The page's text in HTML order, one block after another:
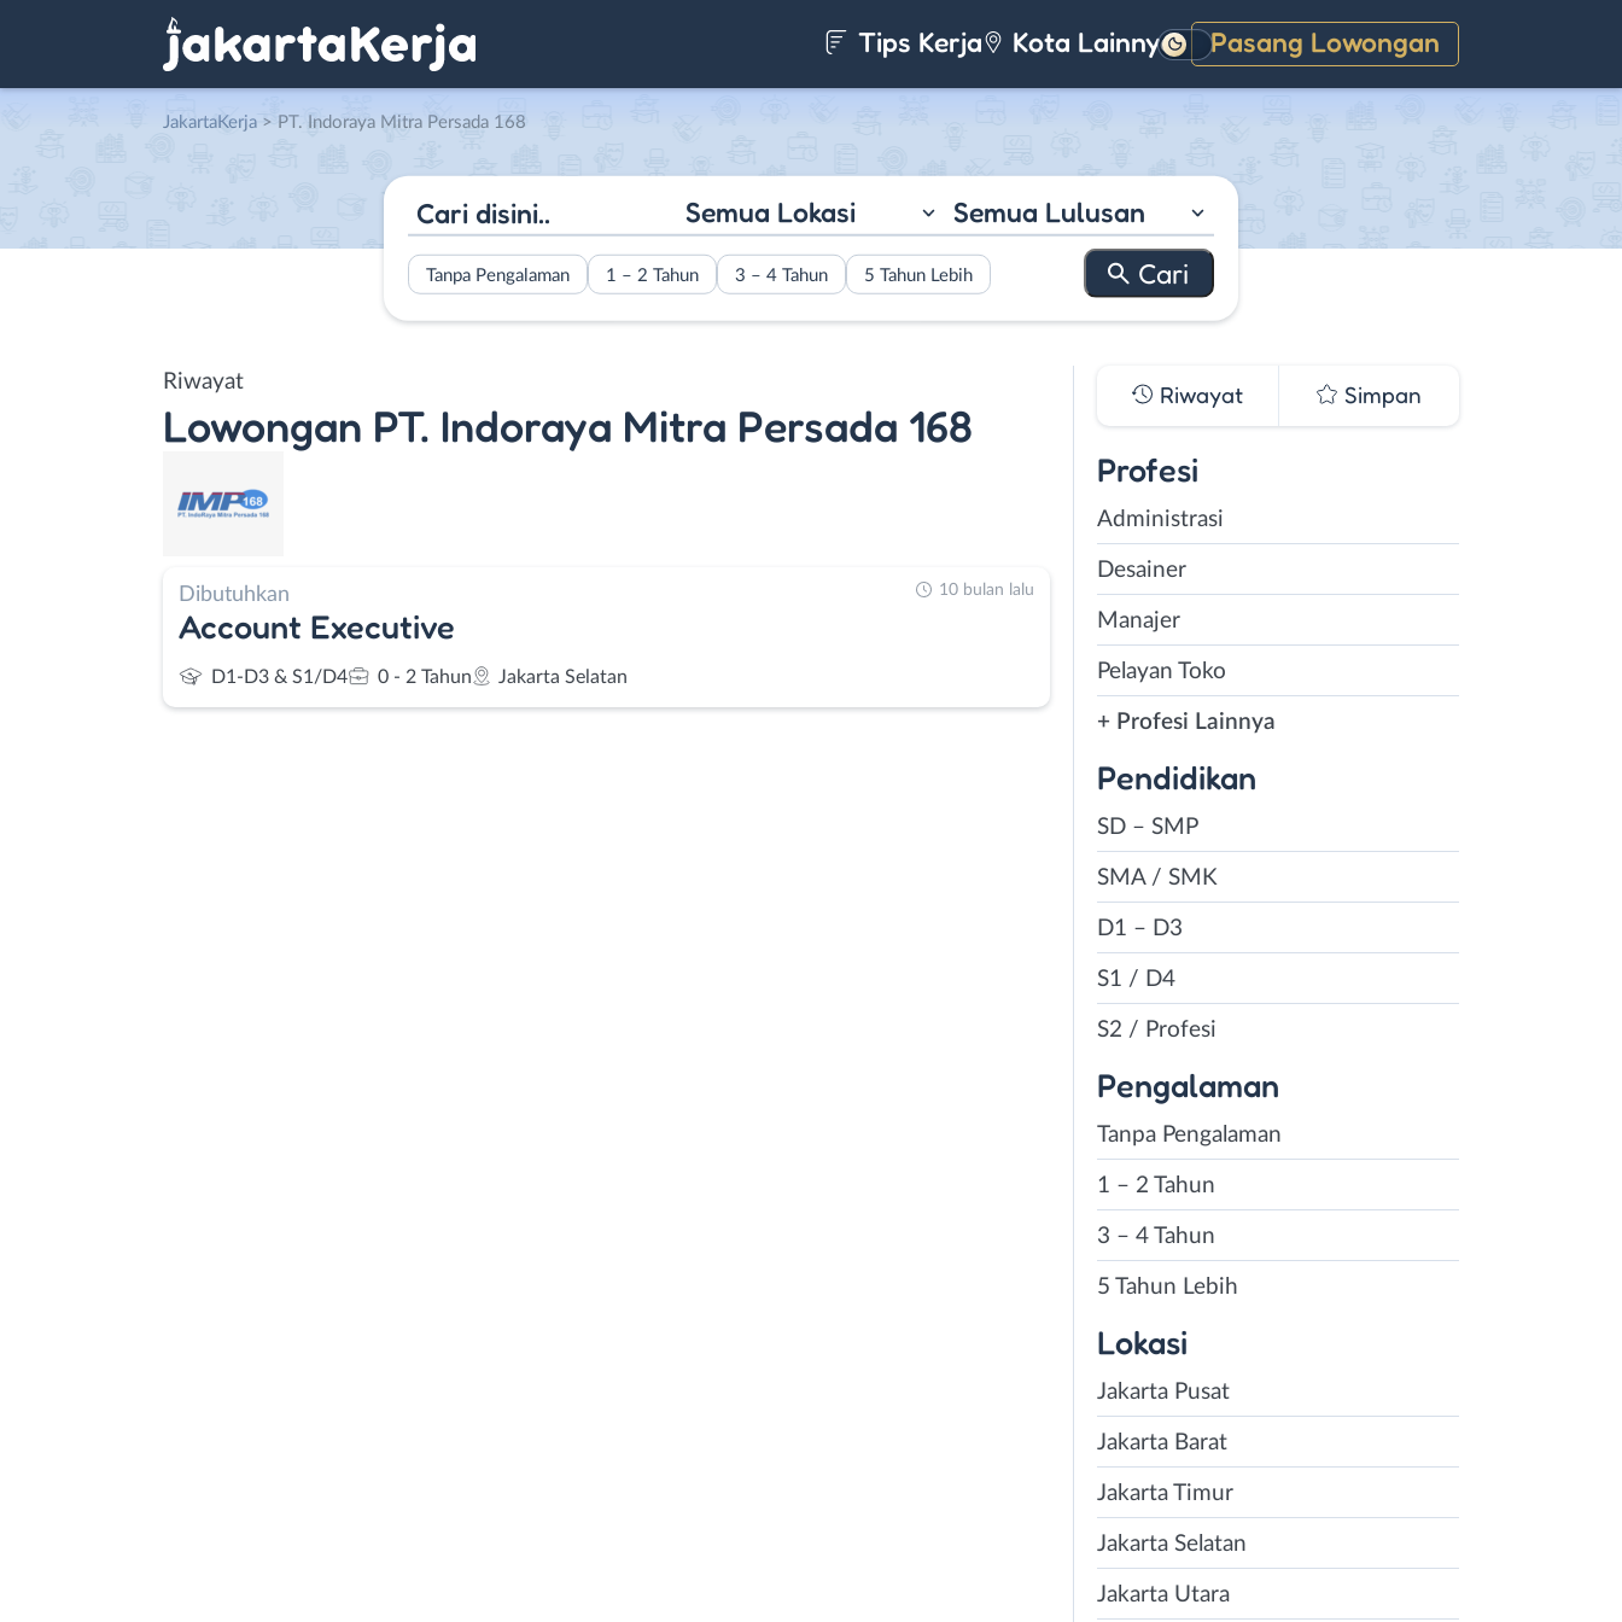
Tips Kerja Kota Lainnya Pasang Lowongan
Gelap
JakartaKerja > PT. Indoraya Mitra Persada 168
Semua Lokasi Semua Lulusan
Tanpa Pengalaman 1 – 2 Tahun 3 – 4 Tahun 5 Tahun Lebih
Riwayat
Lowongan PT. Indoraya Mitra Persada 168
Dibutuhkan
Account Executive
D1-D3 & S1/D4 0 - 2 Tahun Jakarta Selatan
10 bulan lalu
Riwayat Simpan
Profesi
Administrasi
Desainer
Manajer
Pelayan Toko
+ Profesi Lainnya
Pendidikan
SD – SMP
SMA / SMK
D1 – D3
S1 / D4
S2 / Profesi
Pengalaman
Tanpa Pengalaman
1 – 2 Tahun
3 – 4 Tahun
5 Tahun Lebih
Lokasi
Jakarta Pusat
Jakarta Barat
Jakarta Timur
Jakarta Selatan
Jakarta Utara